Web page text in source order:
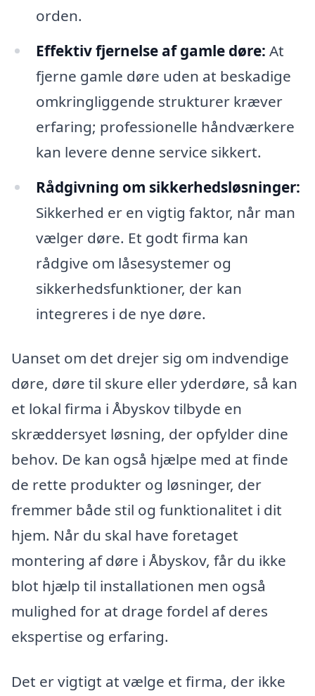
orden.
Effektiv fjernelse af gamle døre: At
fjerne gamle døre uden at beskadige
omkringliggende strukturer kræver
erfaring; professionelle håndværkere
kan levere denne service sikkert.
Rådgivning om sikkerhedsløsninger:
Sikkerhed er en vigtig faktor, når man
vælger døre. Et godt firma kan
rådgive om låsesystemer og
sikkerhedsfunktioner, der kan
integreres i de nye døre.
Uanset om det drejer sig om indvendige
døre, døre til skure eller yderdøre, så kan
et lokal firma i Åbyskov tilbyde en
skræddersyet løsning, der opfylder dine
behov. De kan også hjælpe med at finde
de rette produkter og løsninger, der
fremmer både stil og funktionalitet i dit
hjem. Når du skal have foretaget
montering af døre i Åbyskov, får du ikke
blot hjælp til installationen men også
mulighed for at drage fordel af deres
ekspertise og erfaring.
Det er vigtigt at vælge et firma, der ikke